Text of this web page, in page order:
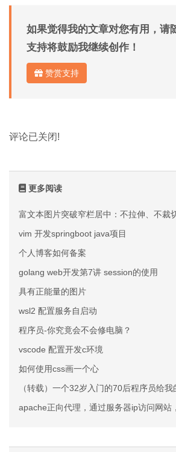
如果觉得我的文章对您有用，请
支持将鼓励我继续创作！
赞赏支持
评论已关闭!
更多阅读
富文本图片突破窄栏居中：不拉伸、不裁
vim 开发springboot java项目
个人博客如何备案
golang web开发第7讲 session的使用
具有正能量的图片
wsl2 配置服务自启动
程序员-你究竟会不会修电脑？
vscode 配置开发c环境
如何使用css画一个心
（转载）一个32岁入门的70后程序员给我
apache正向代理，通过服务器ip访问网站